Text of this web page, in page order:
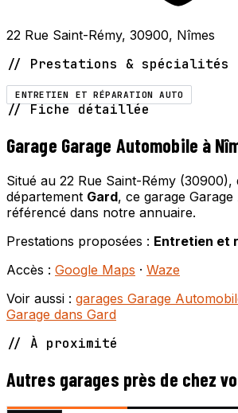
22 Rue Saint-Rémy, 30900, Nîmes
// Prestations & spécialités
ENTRETIEN ET RÉPARATION AUTO
// Fiche détaillée
Garage Garage Automobile à
Situé au 22 Rue Saint-Rémy (30900),
département Gard, ce garage
référencé dans notre annuaire.
Prestations proposées : Entretien et
Accès : Google Maps · Waze
Voir aussi : garages Garage
Garage dans Gard
// À proximité
Autres garages près de chez